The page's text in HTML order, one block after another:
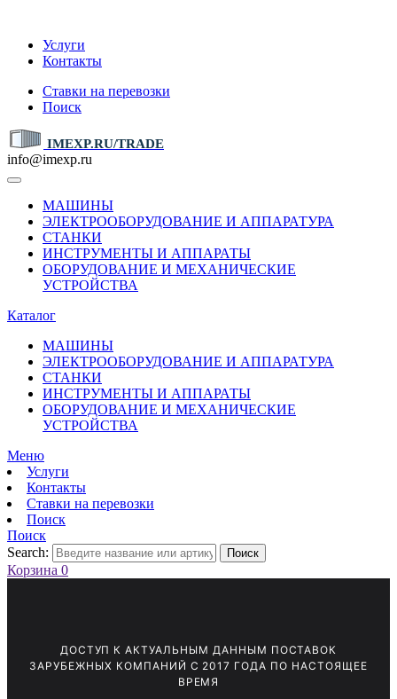
Услуги
Контакты
Ставки на перевозки
Поиск
IMEXP.RU/TRADE
info@imexp.ru
МАШИНЫ
ЭЛЕКТРООБОРУДОВАНИЕ И АППАРАТУРА
СТАНКИ
ИНСТРУМЕНТЫ И АППАРАТЫ
ОБОРУДОВАНИЕ И МЕХАНИЧЕСКИЕ
УСТРОЙСТВА
Каталог
МАШИНЫ
ЭЛЕКТРООБОРУДОВАНИЕ И АППАРАТУРА
СТАНКИ
ИНСТРУМЕНТЫ И АППАРАТЫ
ОБОРУДОВАНИЕ И МЕХАНИЧЕСКИЕ
УСТРОЙСТВА
Меню
Услуги
Контакты
Ставки на перевозки
Поиск
Поиск
Search:
Поиск
Корзина 0
ДОСТУП К АКТУАЛЬНЫМ ДАННЫМ ПОСТАВОК
ЗАРУБЕЖНЫХ КОМПАНИЙ С 2017 ГОДА ПО НАСТОЯЩЕЕ
ВРЕМЯ